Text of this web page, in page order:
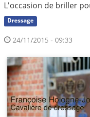
L'occasion de briller
Dressage
24/11/2015 - 09:33